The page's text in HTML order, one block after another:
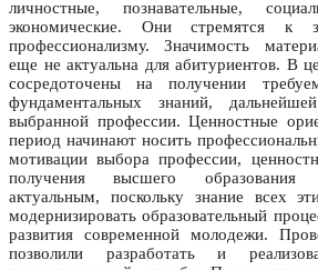
личностные, познавательные,
экономические. Они стремятся к
профессионализму. Значимость
еще не актуальна для абитуриентов. В
сосредоточены на получении
фундаментальных знаний,
выбранной профессии. Ценностные
период начинают носить
мотивации выбора профессии,
получения высшего образования
актуальным, поскольку знание всех
модернизировать образовательный
развития современной молодежи.
позволили разработать и